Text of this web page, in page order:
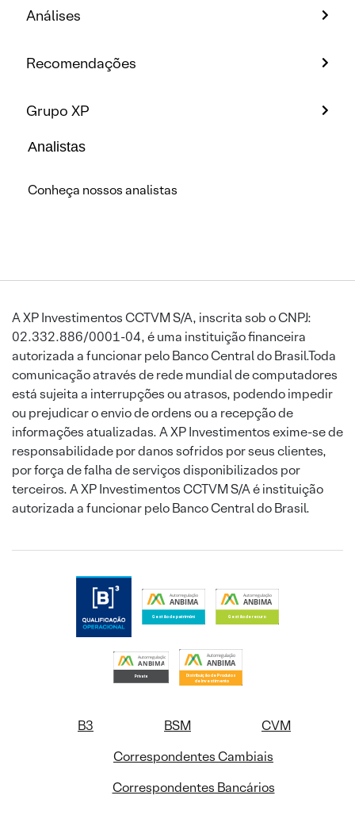
Análises
Recomendações
Grupo XP
Analistas
Conheça nossos analistas
A XP Investimentos CCTVM S/A, inscrita sob o CNPJ:
02.332.886/0001-04, é uma instituição financeira
autorizada a funcionar pelo Banco Central do Brasil.Toda
comunicação através de rede mundial de computadores
está sujeita a interrupções ou atrasos, podendo impedir
ou prejudicar o envio de ordens ou a recepção de
informações atualizadas. A XP Investimentos exime-se de
responsabilidade por danos sofridos por seus clientes,
por força de falha de serviços disponibilizados por
terceiros. A XP Investimentos CCTVM S/A é instituição
autorizada a funcionar pelo Banco Central do Brasil.
B3 BSM
CVM
Correspondentes Cambiais
Correspondentes Bancários